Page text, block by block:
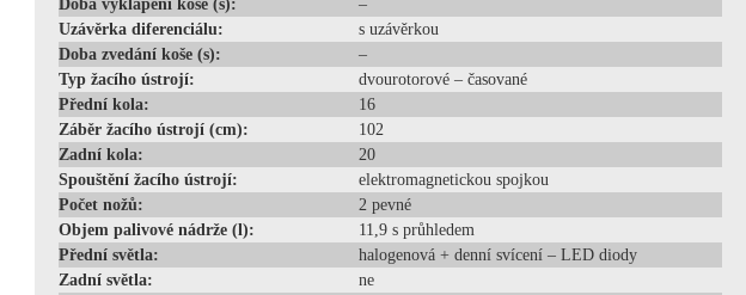
Doba vyklápění koše (s):
–
Uzávěrka diferenciálu:
s uzávěrkou
Doba zvedání koše (s):
–
Typ žacího ústrojí:
dvourotorové – časované
Přední kola:
16
Záběr žacího ústrojí (cm):
102
Zadní kola:
20
Spouštění žacího ústrojí:
elektromagnetickou spojkou
Počet nožů:
2 pevné
Objem palivové nádrže (l):
11,9 s průhledem
Přední světla:
halogenová + denní svícení – LED diody
Zadní světla:
ne